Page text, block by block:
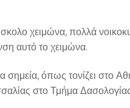
χειμώνα, πολλά
αυτό το χειμώνα.
όπως τονίζει στο
στο Τμήμα